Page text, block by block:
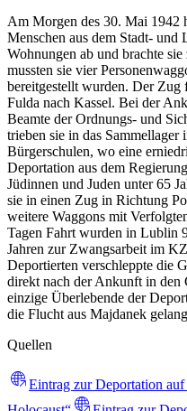
Am Morgen des 30. Mai 1942
Menschen aus dem Stadt- und
Wohnungen ab und brachte
mussten sie vier
bereitgestellt wurden. Der Zug
Fulda nach Kassel. Bei der
Beamte der Ordnungs- und
trieben sie in das Sammellager
Bürgerschulen, wo eine
Deportation aus dem
Jüdinnen und Juden unter 65
sie in einen Zug in Richtung
weitere Waggons mit
Tagen Fahrt wurden in Lublin
Jahren zur Zwangsarbeit im
Deportierten verschleppte die
direkt nach der Ankunft in den
einzige Überlebende der
die Flucht aus Majdanek
Quellen
Eintrag zur Deportation auf